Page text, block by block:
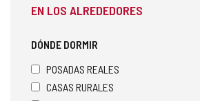
EN LOS ALREDEDORES
DÓNDE DORMIR
POSADAS REALES
CASAS RURALES